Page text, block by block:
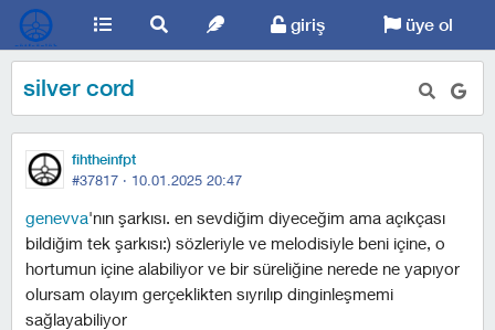
giriş üye ol
silver cord
fihtheinfpt
#37817 · 10.01.2025 20:47
genevva'nın şarkısı. en sevdiğim diyeceğim ama açıkçası
bildiğim tek şarkısı:) sözleriyle ve melodisiyle beni içine, o
hortumun içine alabiliyor ve bir süreliğine nerede ne yapıyor
olursam olayım gerçeklikten sıyrılıp dinginleşmemi
sağlayabiliyor